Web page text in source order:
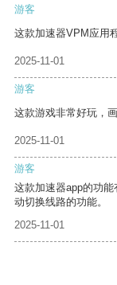
游客
这款加速器VPM应用
2025-11-01
游客
这款游戏非常好玩，
2025-11-01
游客
这款加速器app的功
动切换线路的功能。
2025-11-01